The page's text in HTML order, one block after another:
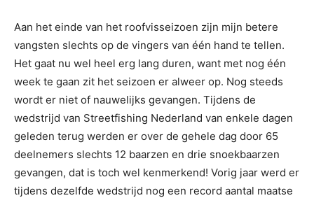
Aan het einde van het roofvisseizoen zijn mijn betere
vangsten slechts op de vingers van één hand te tellen.
Het gaat nu wel heel erg lang duren, want met nog één
week te gaan zit het seizoen er alweer op. Nog steeds
wordt er niet of nauwelijks gevangen. Tijdens de
wedstrijd van Streetfishing Nederland van enkele dagen
geleden terug werden er over de gehele dag door 65
deelnemers slechts 12 baarzen en drie snoekbaarzen
gevangen, dat is toch wel kenmerkend! Vorig jaar werd er
tijdens dezelfde wedstrijd nog een record aantal maatse